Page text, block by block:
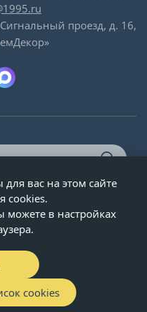
проезд, д. 16,
1995-2026 г.
вас на этом сайте
cookies.
можете в настройках
cookies